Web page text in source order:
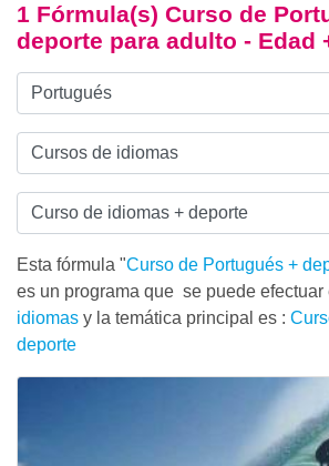
1 Fórmula(s) Curso de
deporte para adulto - Edad
Esta fórmula "Curso de Portugués +
es un programa que se puede efectuar
idiomas y la temática principal es :
deporte